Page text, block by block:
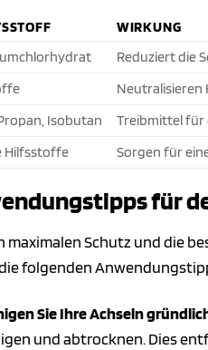
WIRKUNG
Reduziert die
Neutralisieren
Isobutan
Treibmittel für
Hilfsstoffe
Sorgen für
für
maximalen Schutz und die
folgenden
Sie Ihre Achseln
und abtrocknen. Dies